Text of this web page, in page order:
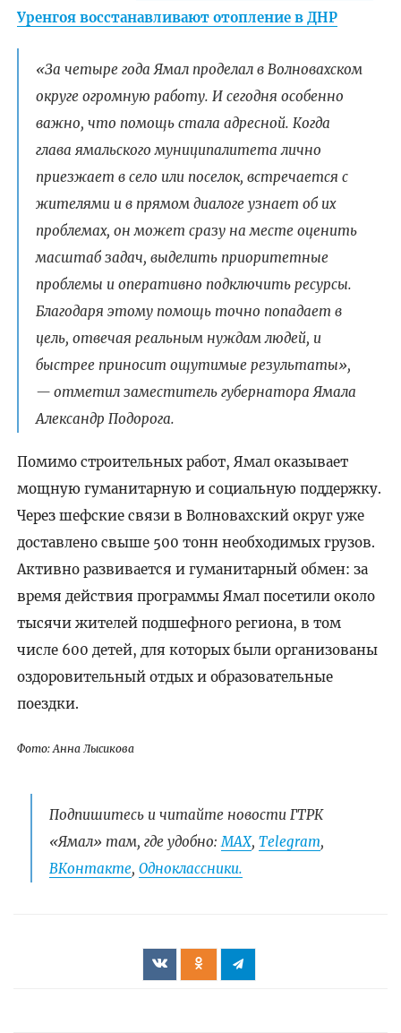
Уренгоя восстанавливают отопление в ДНР
«За четыре года Ямал проделал в Волновахском
округе огромную работу. И сегодня особенно
важно, что помощь стала адресной. Когда
глава ямальского муниципалитета лично
приезжает в село или поселок, встречается с
жителями и в прямом диалоге узнает об их
проблемах, он может сразу на месте оценить
масштаб задач, выделить приоритетные
проблемы и оперативно подключить ресурсы.
Благодаря этому помощь точно попадает в
цель, отвечая реальным нуждам людей, и
быстрее приносит ощутимые результаты»,
— отметил заместитель губернатора Ямала
Александр Подорога.
Помимо строительных работ, Ямал оказывает
мощную гуманитарную и социальную поддержку.
Через шефские связи в Волновахский округ уже
доставлено свыше 500 тонн необходимых грузов.
Активно развивается и гуманитарный обмен: за
время действия программы Ямал посетили около
тысячи жителей подшефного региона, в том
числе 600 детей, для которых были организованы
оздоровительный отдых и образовательные
поездки.
Фото: Анна Лысикова
Подпишитесь и читайте новости ГТРК
«Ямал» там, где удобно:МАХ, Telegram,
ВКонтакте, Одноклассники.